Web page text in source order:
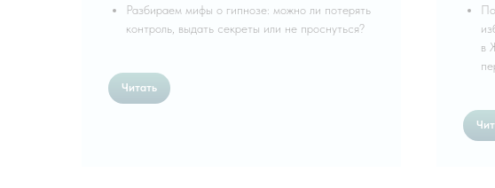
Разбираем мифы о гипнозе: можно ли потерять
контроль, выдать секреты или не проснуться?
Читать
в